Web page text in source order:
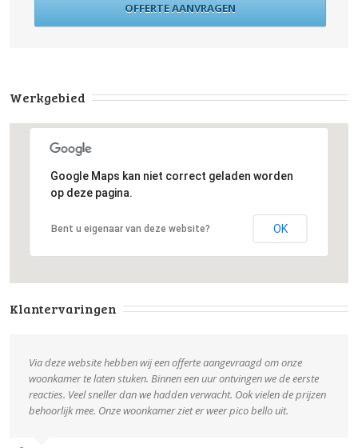
OFFERTE AANVRAGEN
Werkgebied
Google Maps kan niet correct geladen worden
op deze pagina.
Bent u eigenaar van deze website? OK
Klantervaringen
Via deze website hebben wij een offerte aangevraagd om onze
woonkamer te laten stuken. Binnen een uur ontvingen we de eerste
reacties. Veel sneller dan we hadden verwacht. Ook vielen de prijzen
behoorlijk mee. Onze woonkamer ziet er weer pico bello uit.